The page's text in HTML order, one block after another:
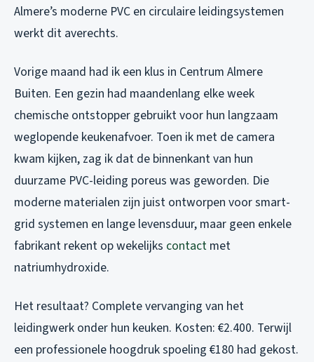
Almere’s moderne PVC en circulaire leidingsystemen
werkt dit averechts.
Vorige maand had ik een klus in Centrum Almere
Buiten. Een gezin had maandenlang elke week
chemische ontstopper gebruikt voor hun langzaam
weglopende keukenafvoer. Toen ik met de camera
kwam kijken, zag ik dat de binnenkant van hun
duurzame PVC-leiding poreus was geworden. Die
moderne materialen zijn juist ontworpen voor smart-
grid systemen en lange levensduur, maar geen enkele
fabrikant rekent op wekelijks contact met
natriumhydroxide.
Het resultaat? Complete vervanging van het
leidingwerk onder hun keuken. Kosten: €2.400. Terwijl
een professionele hoogdruk spoeling €180 had gekost.